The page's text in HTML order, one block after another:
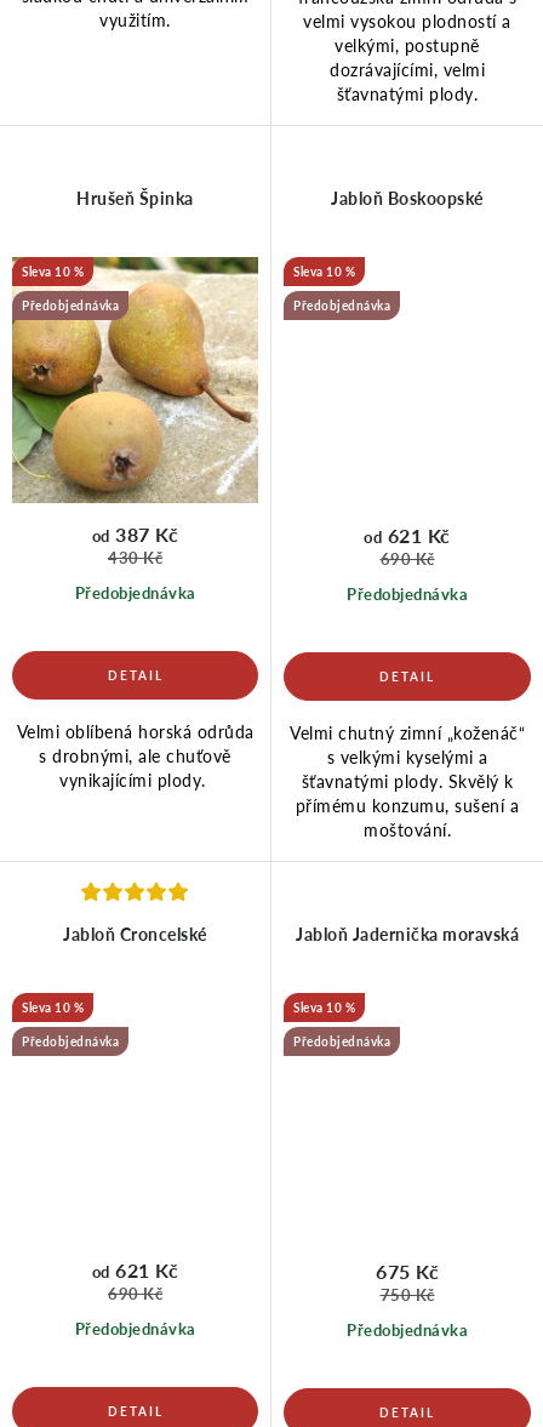
využitím.
velmi vysokou plodností a
velkými, postupně
dozrávajícími, velmi
šťavnatými plody.
Hrušeň Špinka
10 %
Předobjednávka
Předobjednávka
od 387 Kč
430 Kč
Velmi oblíbená horská odrůda
s drobnými, ale chuťově
vynikajícími plody.
Jabloň Boskoopské
10 %
Předobjednávka
Předobjednávka
od 621 Kč
690 Kč
Velmi chutný zimní „koženáč“
s velkými kyselými a
šťavnatými plody. Skvělý k
přímému konzumu, sušení a
moštování.
Jabloň Croncelské
10 %
Předobjednávka
Předobjednávka
od 621 Kč
690 Kč
Jabloň Jadernička moravská
10 %
Předobjednávka
Předobjednávka
675 Kč
750 Kč